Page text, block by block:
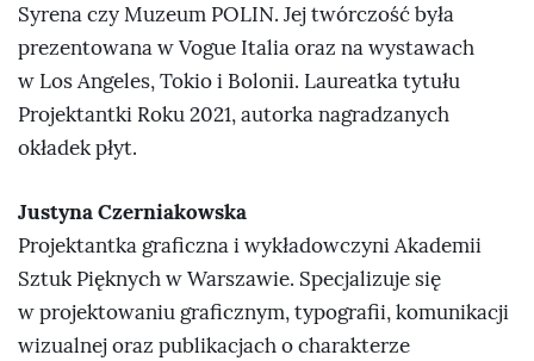
Syrena czy Muzeum POLIN. Jej twórczość była
prezentowana w Vogue Italia oraz na wystawach
w Los Angeles, Tokio i Bolonii. Laureatka tytułu
Projektantki Roku 2021, autorka nagradzanych
okładek płyt.
Justyna Czerniakowska
Projektantka graficzna i wykładowczyni Akademii
Sztuk Pięknych w Warszawie. Specjalizuje się
w projektowaniu graficznym, typografii, komunikacji
wizualnej oraz publikacjach o charakterze